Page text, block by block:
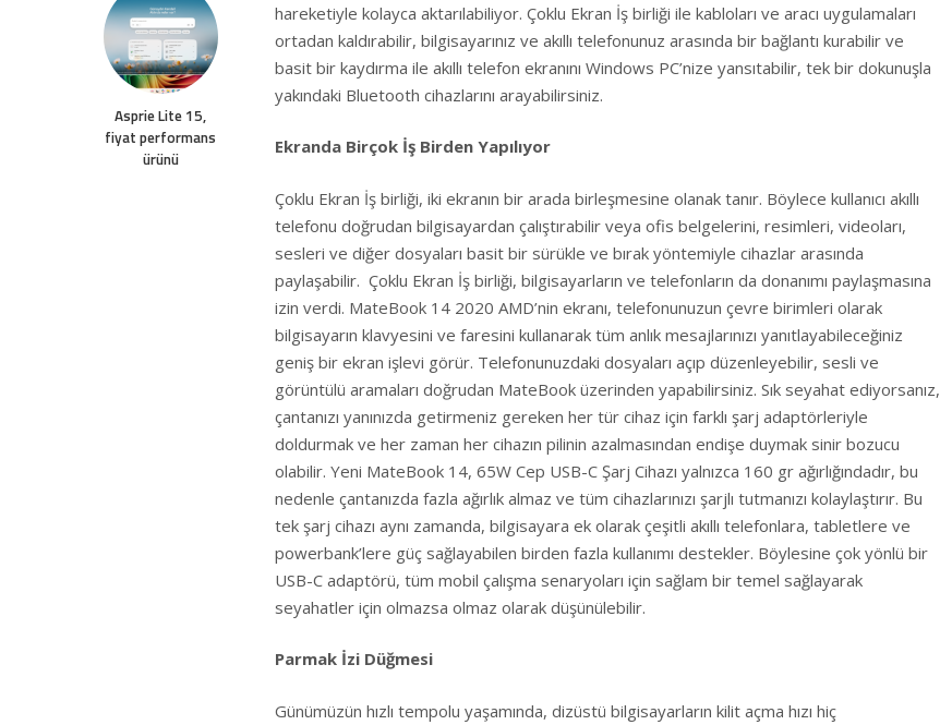
Asprie Lite 15,
fiyat performans
ürünü
hareketiyle kolayca aktarılabiliyor. Çoklu Ekran İş birliği ile kabloları ve aracı uygulamaları
ortadan kaldırabilir, bilgisayarınız ve akıllı telefonunuz arasında bir bağlantı kurabilir ve
basit bir kaydırma ile akıllı telefon ekranını Windows PC’nize yansıtabilir, tek bir dokunuşla
yakındaki Bluetooth cihazlarını arayabilirsiniz.
Ekranda Birçok İş Birden Yapılıyor
Çoklu Ekran İş birliği, iki ekranın bir arada birleşmesine olanak tanır. Böylece kullanıcı akıllı
telefonu doğrudan bilgisayardan çalıştırabilir veya ofis belgelerini, resimleri, videoları,
sesleri ve diğer dosyaları basit bir sürükle ve bırak yöntemiyle cihazlar arasında
paylaşabilir. Çoklu Ekran İş birliği, bilgisayarların ve telefonların da donanımı paylaşmasına
izin verdi. MateBook 14 2020 AMD’nin ekranı, telefonunuzun çevre birimleri olarak
bilgisayarın klavyesini ve faresini kullanarak tüm anlık mesajlarınızı yanıtlayabileceğiniz
geniş bir ekran işlevi görür. Telefonunuzdaki dosyaları açıp düzenleyebilir, sesli ve
görüntülü aramaları doğrudan MateBook üzerinden yapabilirsiniz. Sık seyahat ediyorsanız,
çantanızı yanınızda getirmeniz gereken her tür cihaz için farklı şarj adaptörleriyle
doldurmak ve her zaman her cihazın pilinin azalmasından endişe duymak sinir bozucu
olabilir. Yeni MateBook 14, 65W Cep USB-C Şarj Cihazı yalnızca 160 gr ağırlığındadır, bu
nedenle çantanızda fazla ağırlık almaz ve tüm cihazlarınızı şarjlı tutmanızı kolaylaştırır. Bu
tek şarj cihazı aynı zamanda, bilgisayara ek olarak çeşitli akıllı telefonlara, tabletlere ve
powerbank’lere güç sağlayabilen birden fazla kullanımı destekler. Böylesine çok yönlü bir
USB-C adaptörü, tüm mobil çalışma senaryoları için sağlam bir temel sağlayarak
seyahatler için olmazsa olmaz olarak düşünülebilir.
Parmak İzi Düğmesi
Günümüzün hızlı tempolu yaşamında, dizüstü bilgisayarların kilit açma hızı hiç